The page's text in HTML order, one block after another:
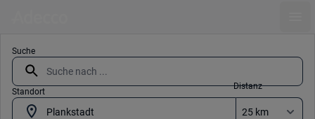
Suche
Standort
Distanz